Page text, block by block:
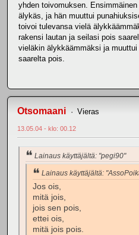
yhden toivomuksen.
älykäs, ja hän muuttui
toivoi tulevansa vielä
rakensi lautan ja seilasi pois
vieläkin älykkäämmäksi ja
saarelta pois.
Otsomaani Vieras
13.05.04 - klo: 00.12
Lainaus käyttäjältä: "pegi90"
Lainaus käyttäjältä:
Jos ois,
mitä jois,
jois sen pois,
ettei ois,
mitä jois pois.